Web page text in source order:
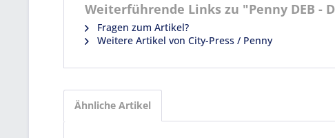
Weiterführende Links zu "Penny DEB -
Fragen zum Artikel?
Weitere Artikel von City-Press / Penny
Ähnliche Artikel